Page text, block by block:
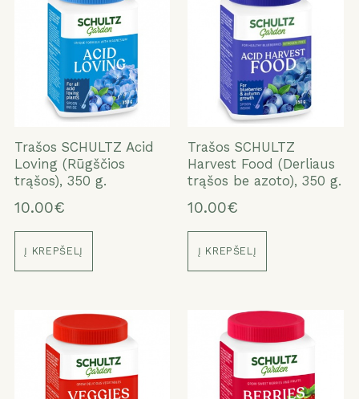
Trašos SCHULTZ Acid
Loving (Rūgščios
trąšos), 350 g.
10.00€
Į KREPŠELĮ
Trašos SCHULTZ
Harvest Food (Derliaus
trąšos be azoto), 350 g.
10.00€
Į KREPŠELĮ